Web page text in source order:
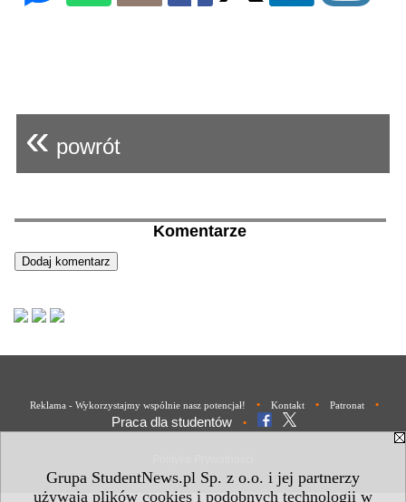
Grupa StudentNews.pl Sp. z o.o. i jej partnerzy
używają plików cookies i podobnych technologii w
« powrót
Komentarze
Reklama - Wykorzystajmy wspólnie nasz potencjał! • Kontakt • Patronat •
Praca dla studentów •